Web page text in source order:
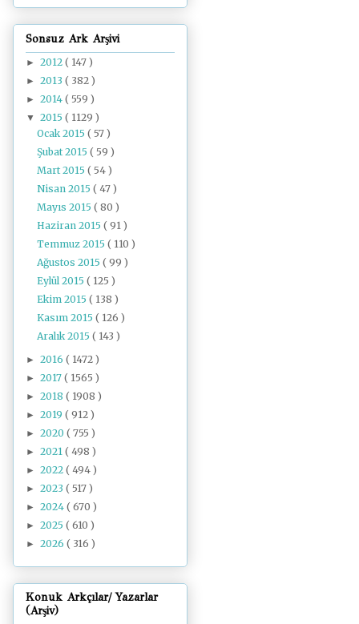
Sonsuz Ark Arşivi
► 2012 ( 147 )
► 2013 ( 382 )
► 2014 ( 559 )
▼ 2015 ( 1129 )
Ocak 2015( 57 )
Şubat 2015( 59 )
Mart 2015( 54 )
Nisan 2015( 47 )
Mayıs 2015( 80 )
Haziran 2015( 91 )
Temmuz 2015( 110 )
Ağustos 2015( 99 )
Eylül 2015( 125 )
Ekim 2015( 138 )
Kasım 2015( 126 )
Aralık 2015( 143 )
► 2016 ( 1472 )
► 2017 ( 1565 )
► 2018 ( 1908 )
► 2019 ( 912 )
► 2020 ( 755 )
► 2021 ( 498 )
► 2022 ( 494 )
► 2023 ( 517 )
► 2024 ( 670 )
► 2025 ( 610 )
► 2026 ( 316 )
Konuk Arkçılar/ Yazarlar
(Arşiv)